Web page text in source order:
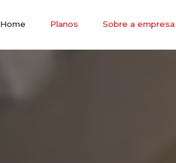
Home Planos Sobre a empresa